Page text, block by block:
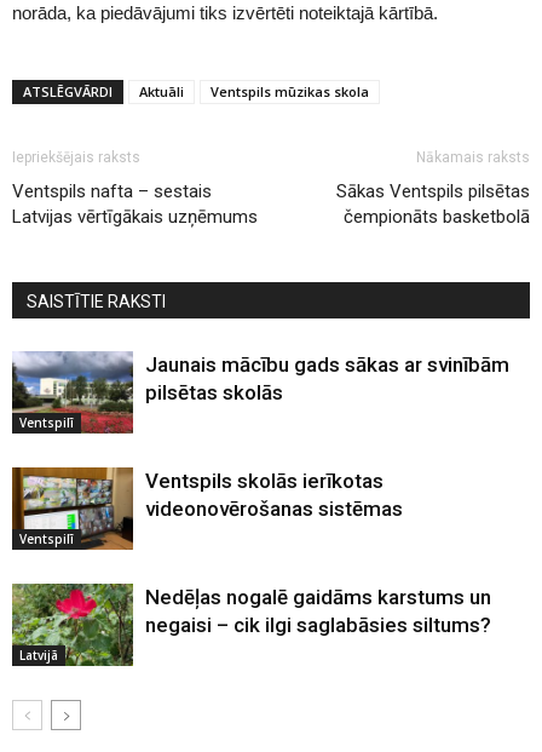
norāda, ka piedāvājumi tiks izvērtēti noteiktajā kārtībā.
ATSLĒGVĀRDI Aktuāli Ventspils mūzikas skola
Iepriekšējais raksts
Ventspils nafta – sestais
Latvijas vērtīgākais uzņēmums
Nākamais raksts
Sākas Ventspils pilsētas
čempionāts basketbolā
SAISTĪTIE RAKSTI
Ventspilī
Jaunais mācību gads sākas ar svinībām
pilsētas skolās
Ventspilī
Ventspils skolās ierīkotas
videonovērošanas sistēmas
Latvijā
Nedēļas nogalē gaidāms karstums un
negaisi – cik ilgi saglabāsies siltums?